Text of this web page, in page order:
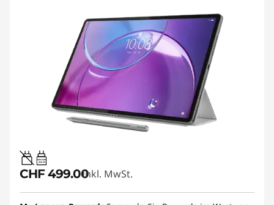
20W-60W
USB PD
CHF 499.00Inkl. MwSt.